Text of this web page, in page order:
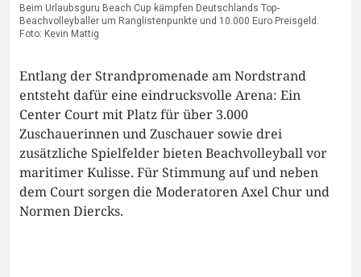
Beim Urlaubsguru Beach Cup kämpfen Deutschlands Top-
Beachvolleyballer um Ranglistenpunkte und 10.000 Euro Preisgeld.
Foto: Kevin Mattig
Entlang der Strandpromenade am Nordstrand
entsteht dafür eine eindrucksvolle Arena: Ein
Center Court mit Platz für über 3.000
Zuschauerinnen und Zuschauer sowie drei
zusätzliche Spielfelder bieten Beachvolleyball vor
maritimer Kulisse. Für Stimmung auf und neben
dem Court sorgen die Moderatoren Axel Chur und
Normen Diercks.